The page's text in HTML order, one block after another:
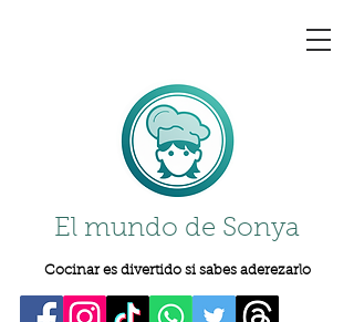
El mundo de Sonya
Cocinar es divertido si sabes aderezarlo